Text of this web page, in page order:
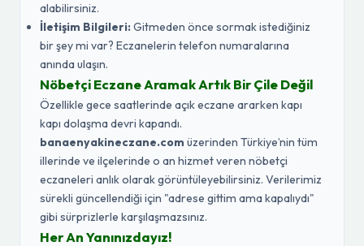
alabilirsiniz.
İletişim Bilgileri:Gitmeden önce sormak istediğiniz
bir şey mi var? Eczanelerin telefon numaralarına
anında ulaşın.
Nöbetçi Eczane Aramak Artık Bir Çile Değil
Özellikle gece saatlerinde açık eczane ararken kapı
kapı dolaşma devri kapandı.
banaenyakineczane.com üzerinden Türkiye’nin tüm
illerinde ve ilçelerinde o an hizmet veren nöbetçi
eczaneleri anlık olarak görüntüleyebilirsiniz. Verilerimiz
sürekli güncellendiği için "adrese gittim ama kapalıydı"
gibi sürprizlerle karşılaşmazsınız.
Her An Yanınızdayız!